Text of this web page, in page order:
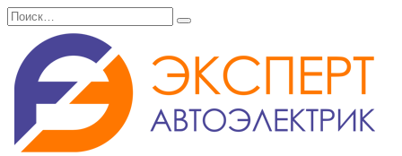
Перейти
к
содержанию
Search
for: